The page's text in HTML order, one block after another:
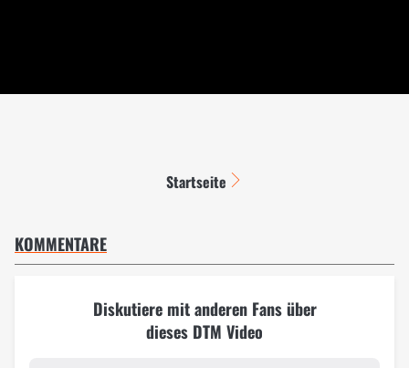
Startseite
KOMMENTARE
Diskutiere mit anderen Fans über
dieses DTM Video